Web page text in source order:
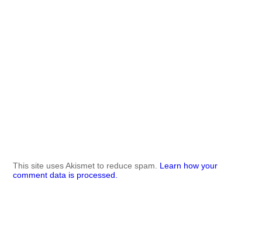
This site uses Akismet to reduce spam. Learn how your
comment data is processed.